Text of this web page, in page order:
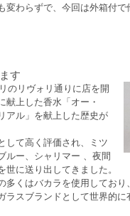
変わらずで、今回は外箱付で
す
のリヴォリ通りに店を開
献上した香水「オー・
アル」を献上した歴史が
して高く評価され、ミツ
ルー、シャリマー 、夜間
世に送り出してきました。
多くはバカラを使用しており
ラスブランドとして世界的に